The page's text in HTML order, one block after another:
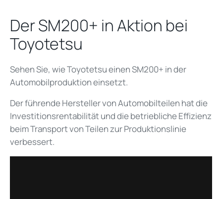
Der SM200+ in Aktion bei
Toyotetsu
Sehen Sie, wie Toyotetsu einen SM200+ in der
Automobilproduktion einsetzt.
Der führende Hersteller von Automobilteilen hat die
Investitionsrentabilität und die betriebliche Effizienz
beim Transport von Teilen zur Produktionslinie
verbessert.